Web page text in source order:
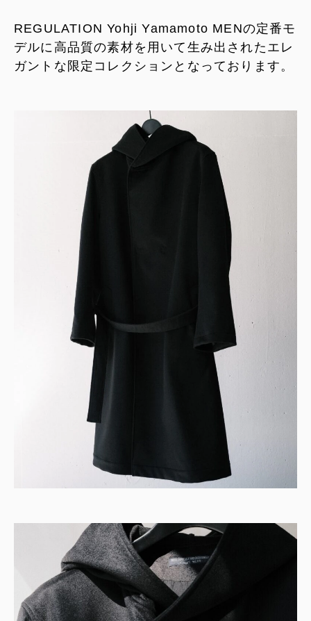
REGULATION Yohji Yamamoto MENの定番モ
デルに高品質の素材を用いて生み出されたエレ
ガントな限定コレクションとなっております。